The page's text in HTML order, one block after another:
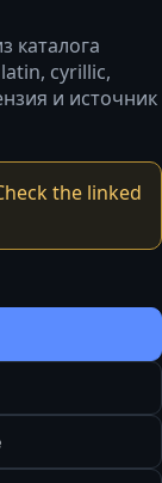
каталога
cyrillic,
и источник
the linked